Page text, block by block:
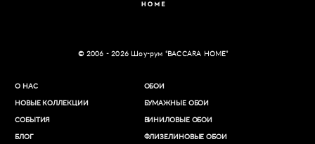
© 2006 - 2026 Шоу-рум “BACCARA HOME”
О НАС
НОВЫЕ КОЛЛЕКЦИИ
СОБЫТИЯ
БЛОГ
ОБОИ
БУМАЖНЫЕ ОБОИ
ВИНИЛОВЫЕ ОБОИ​
ФЛИЗЕЛИНОВЫЕ ОБОИ